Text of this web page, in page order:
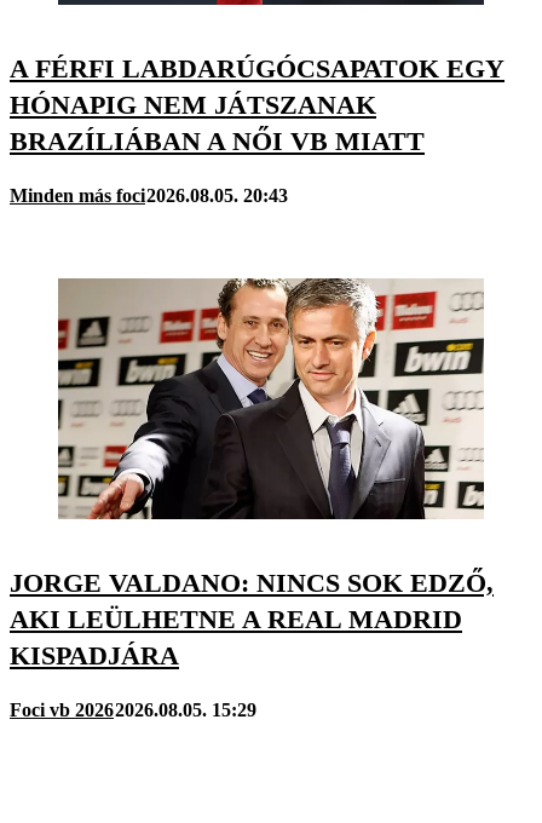
A FÉRFI LABDARÚGÓCSAPATOK EGY
HÓNAPIG NEM JÁTSZANAK
BRAZÍLIÁBAN A NŐI VB MIATT
Minden más foci2026.08.05. 20:43
JORGE VALDANO: NINCS SOK EDZŐ,
AKI LEÜLHETNE A REAL MADRID
KISPADJÁRA
Foci vb 20262026.08.05. 15:29